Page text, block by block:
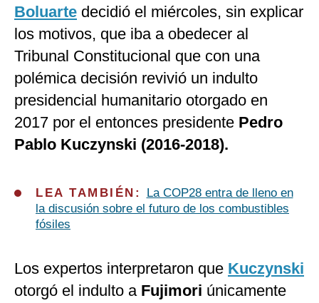
Boluarte decidió el miércoles, sin explicar
los motivos, que iba a obedecer al
Tribunal Constitucional que con una
polémica decisión revivió un indulto
presidencial humanitario otorgado en
2017 por el entonces presidente Pedro
Pablo Kuczynski (2016-2018).
LEA TAMBIÉN:
La COP28 entra de lleno en
la discusión sobre el futuro de los combustibles
fósiles
Los expertos interpretaron que Kuczynski
otorgó el indulto a Fujimori únicamente